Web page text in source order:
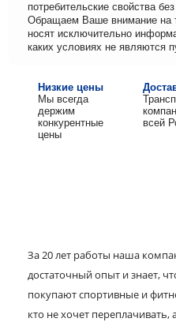
потребительские свойства
Обращаем Ваше внимание на
носят исключительно
каких условиях не являются
Низкие цены
Мы всегда
держим
конкурентные
цены
всей
За 20 лет работы наша
достаточный опыт и знает,
покупают спортивные и
кто не хочет переплачивать,